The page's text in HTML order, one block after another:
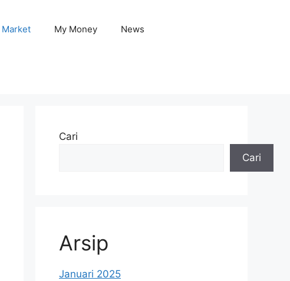
Market My Money News
Cari
Cari
Arsip
Januari 2025